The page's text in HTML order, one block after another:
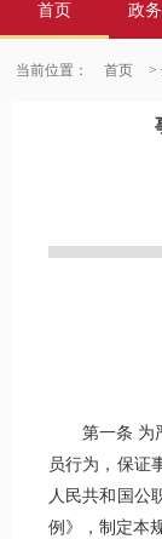
首页 政
当前位置： 首页 >
第一条 为严
员行为，保证
人民共和国公
例》，制定本